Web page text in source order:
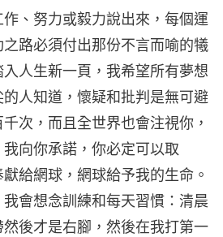
作、努力或毅力說出來，每個運
路必須付出那份不言而喻的犧
人生新一頁，我希望所有夢想
人知道，懷疑和批判是無可避
次，而且全世界也會注視你，
向你承諾，你必定可以取
給網球，網球給予我的生命。
會想念訓練和每天習慣：清晨
後才是右腳，然後在我打第一